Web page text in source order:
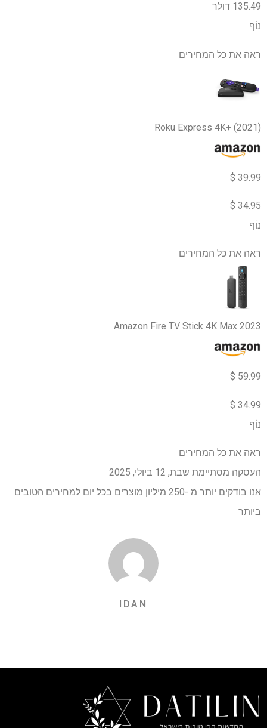
135.49 דולר
נוֹף
ראה את כל המחירים
Roku Express 4K+ (2021)
39.99 $
34.95 $
נוֹף
ראה את כל המחירים
Amazon Fire TV Stick 4K Max 2023
59.99 $
34.99 $
נוֹף
ראה את כל המחירים
העסקה מסתיימת שבת, 12 ביולי, 2025
אנו בודקים יותר מ -250 מיליון מוצרים בכל יום למחירים הטובים
ביותר
IDAN